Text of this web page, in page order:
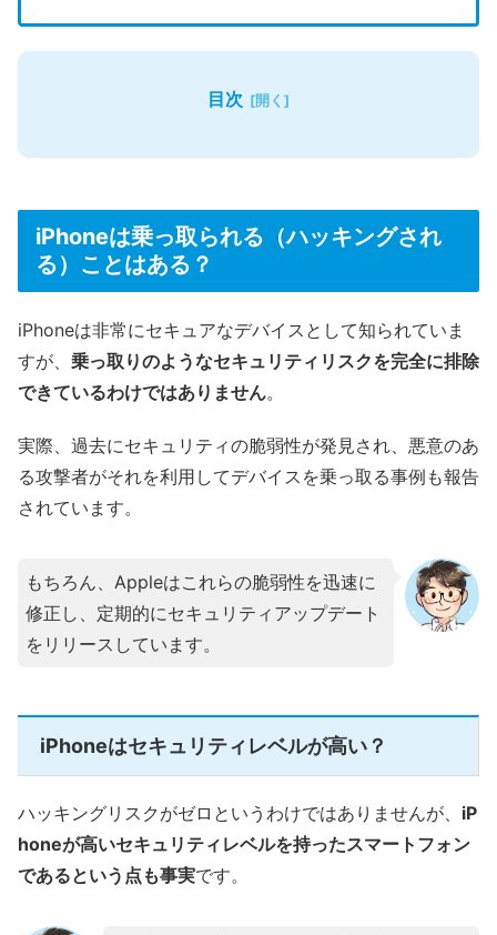
目次
iPhoneは乗っ取られる（ハッキングされ
る）ことはある？
iPhoneは非常にセキュアなデバイスとして知られていま
すが、 乗っ取りのようなセキュリティリスクを完全に排除
できているわけではありません。
実際、過去にセキュリティの脆弱性が発見され、悪意のあ
る攻撃者がそれを利用してデバイスを乗っ取る事例も報告
されています。
もちろん、Appleはこれらの脆弱性を迅速に
修正し、定期的にセキュリティアップデート
をリリースしています。
iPhoneはセキュリティレベルが高い？
ハッキングリスクがゼロというわけではありませんが、 iP
honeが高いセキュリティレベルを持ったスマートフォン
であるという点も事実です。